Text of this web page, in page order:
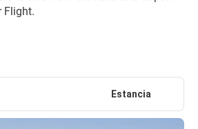
Flight.
Estancia